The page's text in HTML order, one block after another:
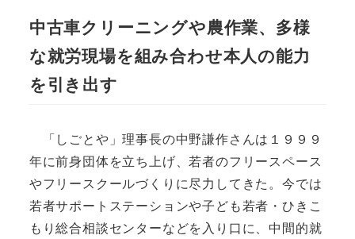
中古車クリーニングや農作業、多様
な就労現場を組み合わせ本人の能力
を引き出す
「しごとや」理事長の中野謙作さんは１９９９
年に前身団体を立ち上げ、若者のフリースペース
やフリースクールづくりに尽力してきた。今では
若者サポートステーションや子ども若者・ひきこ
もり総合相談センターなどを入り口に、中間的就